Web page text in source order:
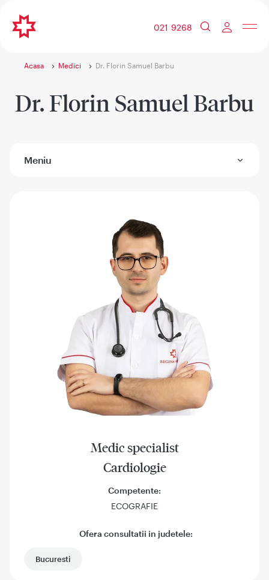
021 9268
Acasa Medici Dr. Florin Samuel Barbu
Dr. Florin Samuel Barbu
Meniu
Medic specialist
Cardiologie
Competente:
ECOGRAFIE
Ofera consultatii in judetele:
Bucuresti